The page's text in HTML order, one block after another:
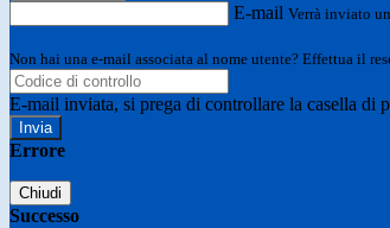
E-mail Verrà inviato
Non hai una e-mail associata al nome utente? Effettua il
E-mail inviata, si prega di controllare la casella di
Errore
Chiudi
Successo